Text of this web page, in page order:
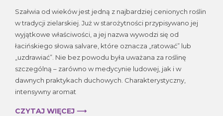
–
zioło
oczyszczenia,
mądrości
i
ochrony
Szałwia od wieków jest jedną z najbardziej cenionych roślin
w tradycji zielarskiej. Już w starożytności przypisywano jej
wyjątkowe właściwości, a jej nazwa wywodzi się od
łacińskiego słowa salvare, które oznacza „ratować” lub
„uzdrawiać”. Nie bez powodu była uważana za roślinę
szczególną – zarówno w medycynie ludowej, jak i w
dawnych praktykach duchowych. Charakterystyczny,
intensywny aromat
CZYTAJ WIĘCEJ ⟶